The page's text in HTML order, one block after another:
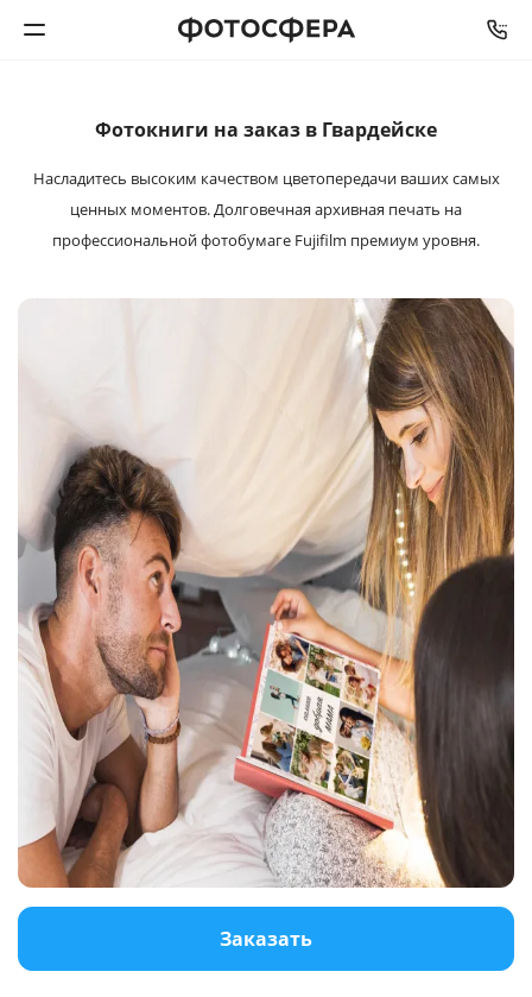
Печать фото
Фотокниги
Календари
Багетная мастерская
Полиграфия
Услуги и сервис
Магазин
Фотокниги на заказ в Гвардейске
Насладитесь высоким качеством цветопередачи ваших самых
ценных моментов. Долговечная архивная печать на
профессиональной фотобумаге Fujifilm премиум уровня.
Заказать
СРОК ИЗГОТОВЛЕНИЯ ОТ2ДО5 РАБОЧИХ ДНЕЙ